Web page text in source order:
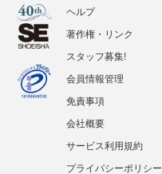
ヘルプ
著作権・リンク
スタッフ募集!
会員情報管理
免責事項
会社概要
サービス利用規約
プライバシーポリシー